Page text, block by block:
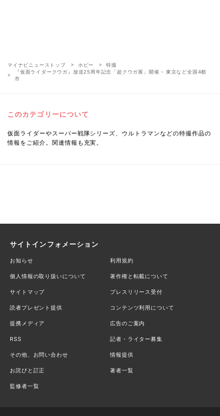
マイナビニューストップ ホビー
特撮
『仮面ライダークウガ』放送25周年記念「超クウガ展」開催 - 東京など全国4都
市
このカテゴリーについて
仮面ライダーやスーパー戦隊シリーズ、ウルトラマンなどの特撮作品の
情報をご紹介。関連情報も充実。
サイトインフォメーション
お知らせ 利用規約
個人情報の取り扱いについて 著作権と転載について
サイトマップ プレスリリース受付
読者プレゼント提供 コンテンツ利用について
提携メディア 広告のご案内
RSS 記者・ライター募集
その他、お問い合わせ 情報提供
お詫びと訂正 著者一覧
監修者一覧